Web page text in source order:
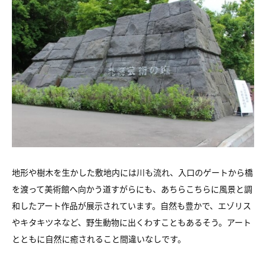
地形や樹木を生かした敷地内には川も流れ、入口のゲートから橋
を渡って美術館へ向かう道すがらにも、あちらこちらに風景と調
和したアート作品が展示されています。自然も豊かで、エゾリス
やキタキツネなど、野生動物に出くわすこともあるそう。アート
とともに自然に癒されること間違いなしです。